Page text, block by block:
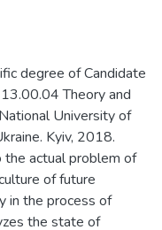
degree of Candidate
Theory and
University of
Kyiv, 2018.
actual problem of
of future
in the process of
the state of